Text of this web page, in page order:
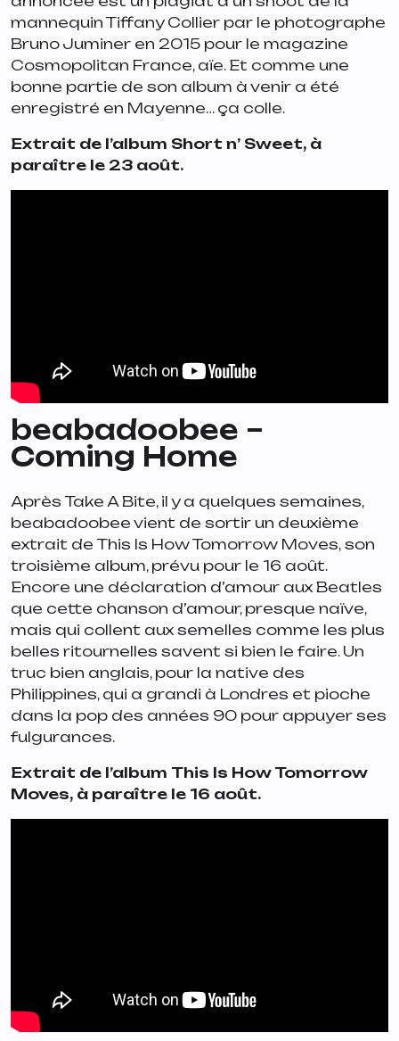
mannequin Tiffany Collier par le photographe
Bruno Juminer en 2015 pour le magazine
Cosmopolitan France, aïe. Et comme une
bonne partie de son album à venir a été
enregistré en Mayenne… ça colle.
Extrait de l’album Short n’ Sweet, à
paraître le 23 août.
beabadoobee –
Coming Home
AprèsTake A Bite, il y a quelques semaines,
beabadoobee vient de sortir un deuxième
extrait deThis Is How Tomorrow Moves, son
troisième album, prévu pour le 16 août.
Encore une déclaration d’amour aux Beatles
que cette chanson d’amour, presque naïve,
mais qui collent aux semelles comme les plus
belles ritournelles savent si bien le faire. Un
truc bien anglais, pour la native des
Philippines, qui a grandi à Londres et pioche
dans la pop des années 90 pour appuyer ses
fulgurances.
Extrait de l’album This Is How Tomorrow
Moves, à paraître le 16 août.